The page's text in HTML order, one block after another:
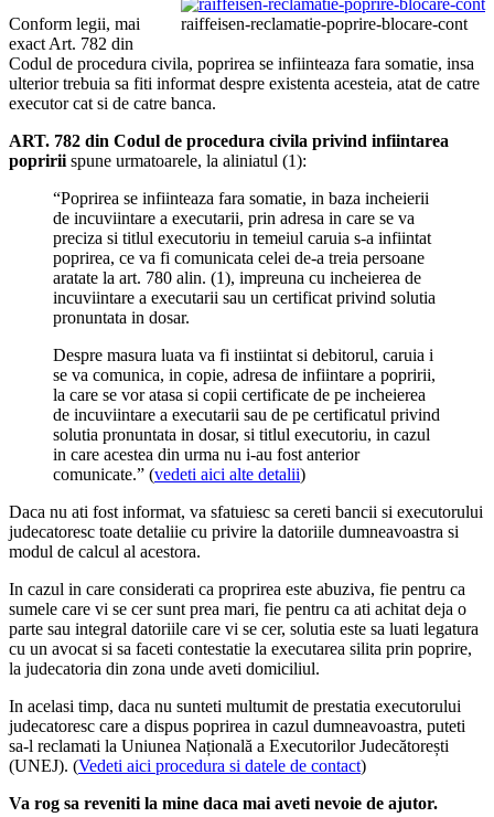
raiffeisen-reclamatie-poprire-blocare-cont
Conform legii, mai
exact Art. 782 din
Codul de procedura civila, poprirea se infiinteaza fara somatie, insa
ulterior trebuia sa fiti informat despre existenta acesteia, atat de catre
executor cat si de catre banca.
ART. 782 din Codul de procedura civila privind infiintarea
popririi spune urmatoarele, la aliniatul (1):
“Poprirea se infiinteaza fara somatie, in baza incheierii
de incuviintare a executarii, prin adresa in care se va
preciza si titlul executoriu in temeiul caruia s-a infiintat
poprirea, ce va fi comunicata celei de-a treia persoane
aratate la art. 780 alin. (1), impreuna cu incheierea de
incuviintare a executarii sau un certificat privind solutia
pronuntata in dosar.
Despre masura luata va fi instiintat si debitorul, caruia i
se va comunica, in copie, adresa de infiintare a popririi,
la care se vor atasa si copii certificate de pe incheierea
de incuviintare a executarii sau de pe certificatul privind
solutia pronuntata in dosar, si titlul executoriu, in cazul
in care acestea din urma nu i-au fost anterior
comunicate.” (vedeti aici alte detalii)
Daca nu ati fost informat, va sfatuiesc sa cereti bancii si executorului
judecatoresc toate detaliie cu privire la datoriile dumneavoastra si
modul de calcul al acestora.
In cazul in care considerati ca proprirea este abuziva, fie pentru ca
sumele care vi se cer sunt prea mari, fie pentru ca ati achitat deja o
parte sau integral datoriile care vi se cer, solutia este sa luati legatura
cu un avocat si sa faceti contestatie la executarea silita prin poprire,
la judecatoria din zona unde aveti domiciliul.
In acelasi timp, daca nu sunteti multumit de prestatia executorului
judecatoresc care a dispus poprirea in cazul dumneavoastra, puteti
sa-l reclamati la Uniunea Națională a Executorilor Judecătorești
(UNEJ). (Vedeti aici procedura si datele de contact)
Va rog sa reveniti la mine daca mai aveti nevoie de ajutor.